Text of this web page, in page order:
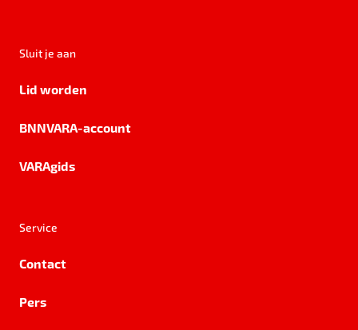
Sluit je aan
Lid worden
BNNVARA-account
VARAgids
Service
Contact
Pers